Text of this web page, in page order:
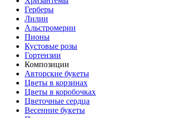
Герберы
Лилии
Альстромерии
Пионы
Кустовые розы
Гортензии
Композиции
Авторские букеты
Цветы в корзинах
Цветы в коробочках
Цветочные сердца
Весенние букеты